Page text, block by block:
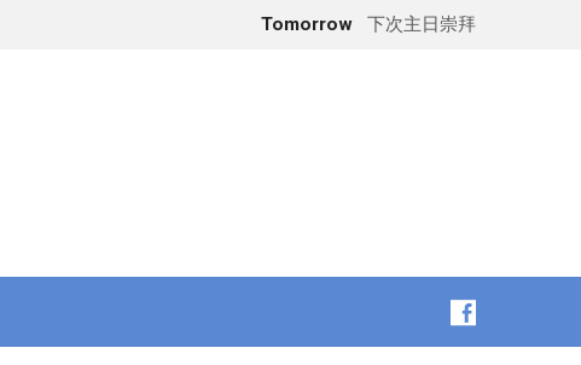
Tomorrow 下次主日崇拜